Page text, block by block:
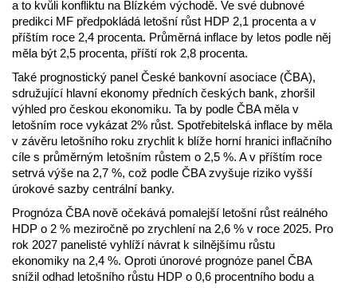
a to kvůli konfliktu na Blízkém východě. Ve své dubnové
predikci MF předpokládá letošní růst HDP 2,1 procenta a v
příštím roce 2,4 procenta. Průměrná inflace by letos podle něj
měla být 2,5 procenta, příští rok 2,8 procenta.
Také prognostický panel České bankovní asociace (ČBA),
sdružující hlavní ekonomy předních českých bank, zhoršil
výhled pro českou ekonomiku. Ta by podle ČBA měla v
letošním roce vykázat 2% růst. Spotřebitelská inflace by měla
v závěru letošního roku zrychlit k blíže horní hranici inflačního
cíle s průměrným letošním růstem o 2,5 %. A v příštím roce
setrvá výše na 2,7 %, což podle ČBA zvyšuje riziko vyšší
úrokové sazby centrální banky.
Prognóza ČBA nově očekává pomalejší letošní růst reálného
HDP o 2 % meziročně po zrychlení na 2,6 % v roce 2025. Pro
rok 2027 panelisté vyhlíží návrat k silnějšímu růstu
ekonomiky na 2,4 %. Oproti únorové prognóze panel ČBA
snížil odhad letošního růstu HDP o 0,6 procentního bodu a